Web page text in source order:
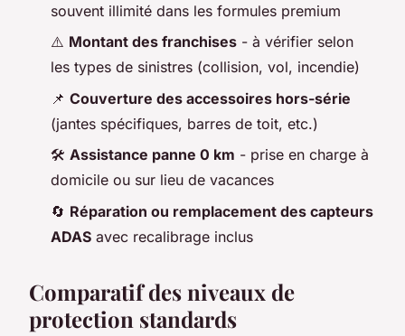
souvent illimité dans les formules premium
⚠️ Montant des franchises - à vérifier selon
les types de sinistres (collision, vol, incendie)
📌 Couverture des accessoires hors-série
(jantes spécifiques, barres de toit, etc.)
🛠️ Assistance panne 0 km - prise en charge à
domicile ou sur lieu de vacances
🔄 Réparation ou remplacement des capteurs
ADAS avec recalibrage inclus
Comparatif des niveaux de
protection standards